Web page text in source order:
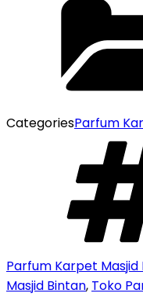
CategoriesParfum
Parfum Karpet Masjid
Masjid Bintan, Toko